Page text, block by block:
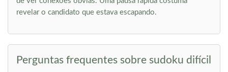
revelar o candidato que estava escapando.
Perguntas frequentes sobre sudoku difícil